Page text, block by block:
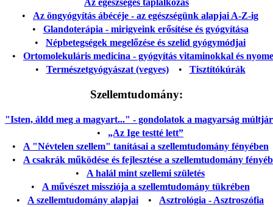
Az egészséges táplálkozás
• Az öngyógyítás ábécéje - az egészségünk alapjai A-Z-ig
• Glandoterápia - mirigyeink erősítése és gyógyítása
• Népbetegségek megelőzése és szelíd gyógymódjai
• Ortomolekuláris medicina - gyógyítás vitaminokkal és
• Természetgyógyászat (vegyes)• Tisztítókúrák
Szellemtudomány:
"Isten, áldd meg a magyart..." - gondolatok a magyarság
• „Az Ige testté lett”
• A "Névtelen szellem" tanításai a szellemtudomány fényében
• A csakrák működése és fejlesztése a szellemtudomány
• A halál mint szellemi születés
• A művészet missziója a szellemtudomány tükrében
• A szellemtudomány alapjai • Asztrológia - Asztroszófia